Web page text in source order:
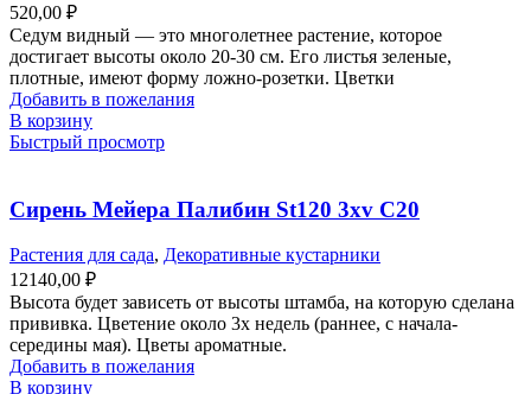
520,00 ₽
Седум видный — это многолетнее растение, которое
достигает высоты около 20-30 см. Его листья зеленые,
плотные, имеют форму ложно-розетки. Цветки
Добавить в пожелания
В корзину
Быстрый просмотр
Сирень Мейера Палибин St120 3xv С20
Растения для сада, Декоративные кустарники
12140,00 ₽
Высота будет зависеть от высоты штамба, на которую сделана
прививка. Цветение около 3х недель (раннее, с начала-
середины мая). Цветы ароматные.
Добавить в пожелания
В корзину